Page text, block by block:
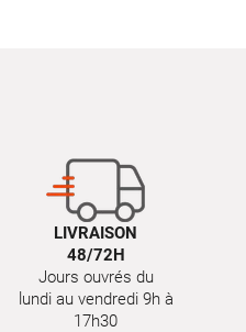
LIVRAISON
48/72H
Jours ouvrés du
lundi au vendredi 9h à
17h30